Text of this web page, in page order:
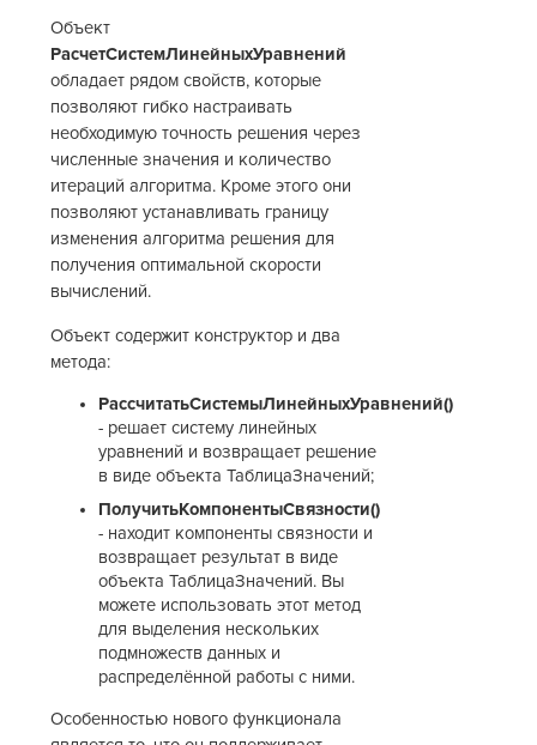
Объект
РасчетСистемЛинейныхУравнений
обладает рядом свойств, которые
позволяют гибко настраивать
необходимую точность решения через
численные значения и количество
итераций алгоритма. Кроме этого они
позволяют устанавливать границу
изменения алгоритма решения для
получения оптимальной скорости
вычислений.
Объект содержит конструктор и два
метода:
РассчитатьСистемыЛинейныхУравнений()
- решает систему линейных
уравнений и возвращает решение
в виде объекта ТаблицаЗначений;
ПолучитьКомпонентыСвязности()
- находит компоненты связности и
возвращает результат в виде
объекта ТаблицаЗначений. Вы
можете использовать этот метод
для выделения нескольких
подмножеств данных и
распределённой работы с ними.
Особенностью нового функционала